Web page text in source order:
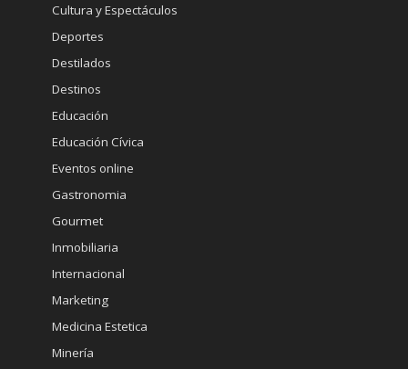
Cultura y Espectáculos
Deportes
Destilados
Destinos
Educación
Educación Cívica
Eventos online
Gastronomia
Gourmet
Inmobiliaria
Internacional
Marketing
Medicina Estetica
Minería